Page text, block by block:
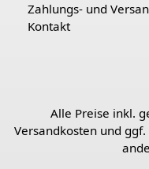
Zahlungs- und
Kontakt
Alle Preise inkl.
Versandkosten und